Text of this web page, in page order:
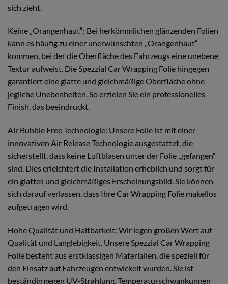
sich zieht.
Keine „Orangenhaut“: Bei herkömmlichen glänzenden Folien
kann es häufig zu einer unerwünschten „Orangenhaut“
kommen, bei der die Oberfläche des Fahrzeugs eine unebene
Textur aufweist. Die Spezzial Car Wrapping Folie hingegen
garantiert eine glatte und gleichmäßige Oberfläche ohne
jegliche Unebenheiten. So erzielen Sie ein professionelles
Finish, das beeindruckt.
Air Bubble Free Technologie: Unsere Folie ist mit einer
innovativen Air Release Technologie ausgestattet, die
sicherstellt, dass keine Luftblasen unter der Folie „gefangen“
sind. Dies erleichtert die Installation erheblich und sorgt für
ein glattes und gleichmäßiges Erscheinungsbild. Sie können
sich darauf verlassen, dass Ihre Car Wrapping Folie makellos
aufgetragen wird.
Hohe Qualität und Haltbarkeit: Wir legen großen Wert auf
Qualität und Langlebigkeit. Unsere Spezzial Car Wrapping
Folie besteht aus erstklassigen Materialien, die speziell für
den Einsatz auf Fahrzeugen entwickelt wurden. Sie ist
beständig gegen UV-Strahlung, Temperaturschwankungen